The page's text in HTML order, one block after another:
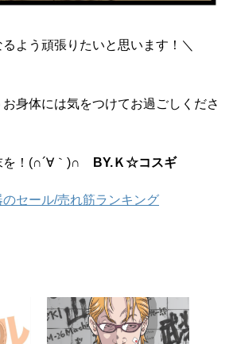
よう頑張りたいと思います！＼
身体には気をつけてお過ごしくださ
を！(∩´∀｀)∩ BY.Ｋ☆コスギ
セール/売れ筋ランキング